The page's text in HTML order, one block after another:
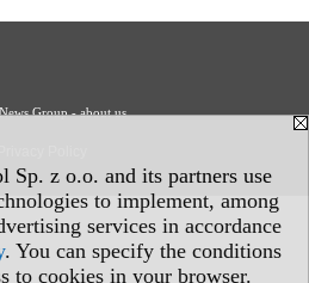
Sp. z o.o. and its partners use
to implement, among
services in accordance
. You can specify the conditions
to cookies in your browser.
Group - about us